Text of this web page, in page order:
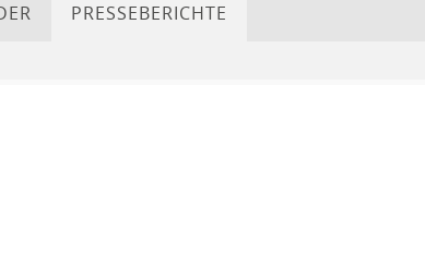
PRESSEBERICHTE